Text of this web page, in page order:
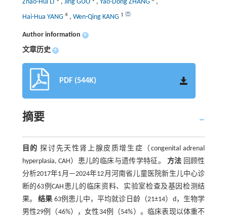
Zhao-Hui LI
, Jing GUO , Yao-Dong ZHANG
,
Hai-Hua YANG 4, Wen-Qing KANG 1
Author information +
文章历史 +
PDF (544K)
摘要
目的 探讨先天性肾上腺皮质增生症（congenital adrenal
hyperplasia, CAH）患儿的临床与遗传学特征。 方法 回顾性
分析2017年1月—2024年12月河南省儿童医院新生儿中心诊
断的63例CAH患儿的临床资料、实验室检查及基因检测结
果。结果 63例患儿中，平均就诊日龄（21±14）d，生物学
男性29例（46%），女性34例（54%）。临床表现以体重不